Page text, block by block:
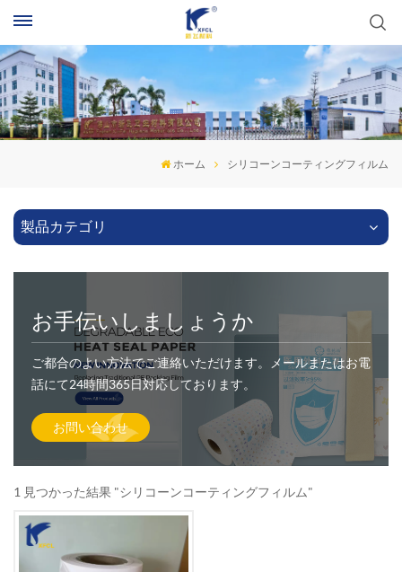
ホーム シリコーンコーティングフィルム
製品カテゴリ
お手伝いしましょうか
ご都合のよい方法でご連絡いただけます。メールまたはお電
話にて24時間365日対応しております。
お問い合わせ
1 見つかった結果 "シリコーンコーティングフィルム"